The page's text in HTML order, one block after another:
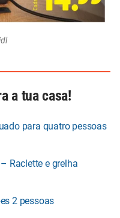
a tua casa!
para quatro pessoas
Raclette e grelha
2 pessoas